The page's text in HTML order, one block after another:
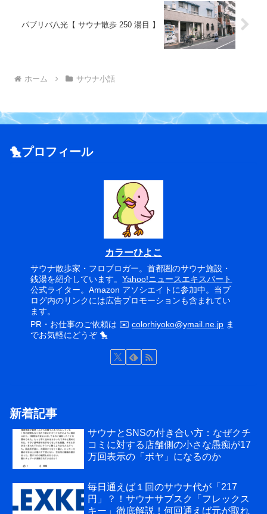
パブリバ八光【 サウナ散歩 250 湯目 】
ホーム サウナ小話
🐤プロフィール
カラーひよこ
サウナ散歩家・フロブロガー。首都圏のサウナ施設・
銭湯を紹介しています。Yahoo!ニュースエキスパート
公式ライター。Amazon アソシエイトに参加中。当ブ
ログ内のリンクには広告プロモーションも含まれてい
ます。
PR・お仕事のご依頼は ✉️colorhiyoko@ymail.ne.jp ま
でお気軽にどうぞ 🐤
新着記事
サウナとSNSの付き合い方：なぜクチ
コミに対する店舗側の小さな愚痴が17
万回表示の「ボヤ」になるのか
毎日通えば１回のサウナ代が「217
円」？！サウナサブスク「フレックス
キー」徹底解説！何回通えば元が取れ